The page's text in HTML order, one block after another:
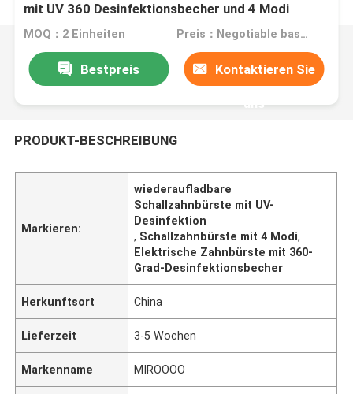
mit UV 360 Desinfektionsbecher und 4 Modi
MOQ：2 Einheiten Preis：Negotiable based on order lot quantity
Bestpreis Kontaktieren Sie
uns
PRODUKT-BESCHREIBUNG
Markieren:
wiederaufladbare
Schallzahnbürste mit UV-
Desinfektion
, Schallzahnbürste mit 4 Modi,
Elektrische Zahnbürste mit 360-
Grad-Desinfektionsbecher
Herkunftsort China
Lieferzeit 3-5 Wochen
Markenname MIROOOO